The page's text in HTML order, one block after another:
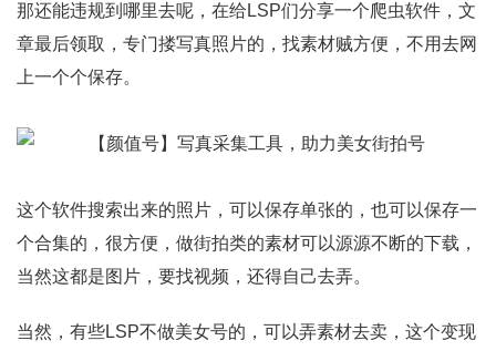
那还能违规到哪里去呢，在给LSP们分享一个爬虫软件，文
章最后领取，专门搂写真照片的，找素材贼方便，不用去网
上一个个保存。
这个软件搜索出来的照片，可以保存单张的，也可以保存一
个合集的，很方便，做街拍类的素材可以源源不断的下载，
当然这都是图片，要找视频，还得自己去弄。
当然，有些LSP不做美女号的，可以弄素材去卖，这个变现